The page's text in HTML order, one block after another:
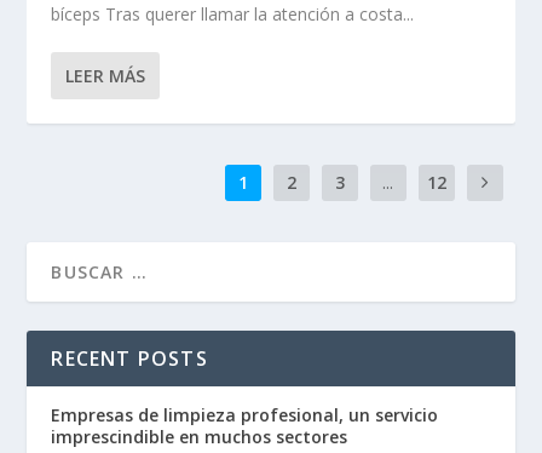
bíceps Tras querer llamar la atención a costa...
LEER MÁS
1 2 3 ... 12
RECENT POSTS
Empresas de limpieza profesional, un servicio
imprescindible en muchos sectores